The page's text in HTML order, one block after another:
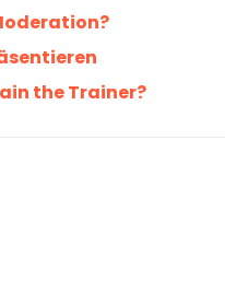
the Trainer?